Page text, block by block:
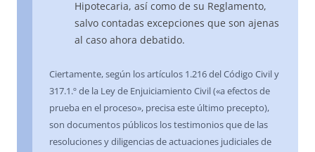
Hipotecaria, así como de su Reglamento,
salvo contadas excepciones que son ajenas
al caso ahora debatido.
Ciertamente, según los artículos 1.216 del Código Civil y
317.1.º de la Ley de Enjuiciamiento Civil («a efectos de
prueba en el proceso», precisa este último precepto),
son documentos públicos los testimonios que de las
resoluciones y diligencias de actuaciones judiciales de